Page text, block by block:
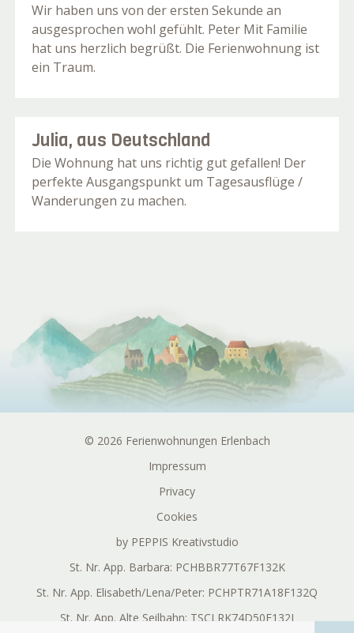
Wir haben uns von der ersten Sekunde an
ausgesprochen wohl gefühlt. Peter Mit Familie
hat uns herzlich begrüßt. Die Ferienwohnung ist
ein Traum.
Julia, aus Deutschland
Die Wohnung hat uns richtig gut gefallen! Der
perfekte Ausgangspunkt um Tagesausflüge /
Wanderungen zu machen.
© 2026 Ferienwohnungen Erlenbach
Impressum
Privacy
Cookies
by PEPPIS Kreativstudio
St. Nr. App. Barbara: PCHBBR77T67F132K
St. Nr. App. Elisabeth/Lena/Peter: PCHPTR71A18F132Q
St. Nr. App. Alte Seilbahn: TSCLRK74D50F132J